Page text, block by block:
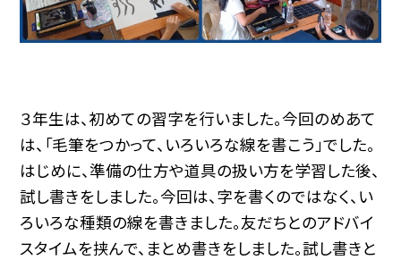
３年生は、初めての習字を行いました。今回のめあて
は、「毛筆をつかって、いろいろな線を書こう」でした。
はじめに、準備の仕方や道具の扱い方を学習した後、
試し書きをしました。今回は、字を書くのではなく、い
ろいろな種類の線を書きました。友だちとのアドバイ
スタイムを挟んで、まとめ書きをしました。試し書きと